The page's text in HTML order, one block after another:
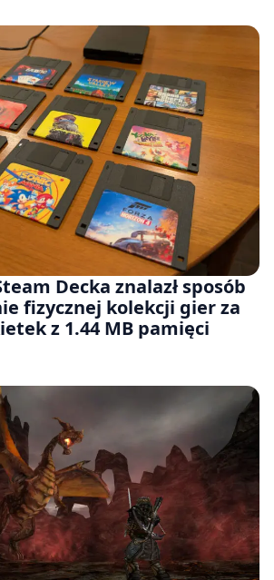
Decka znalazł sposób
fizycznej kolekcji gier za
z 1.44 MB pamięci